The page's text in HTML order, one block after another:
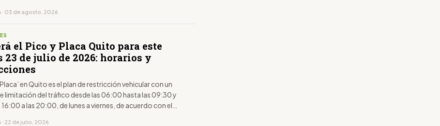
03 de agosto, 2026
el Pico y Placa Quito para este
23 de julio de 2026: horarios y
Placa’ en Quito es el plan de restricción vehicular con un
limitación del tráfico desde las 06:00 hasta las 09:30 y
16:00 a las 20:00, de lunes a viernes, de acuerdo con el
22 de julio, 2026